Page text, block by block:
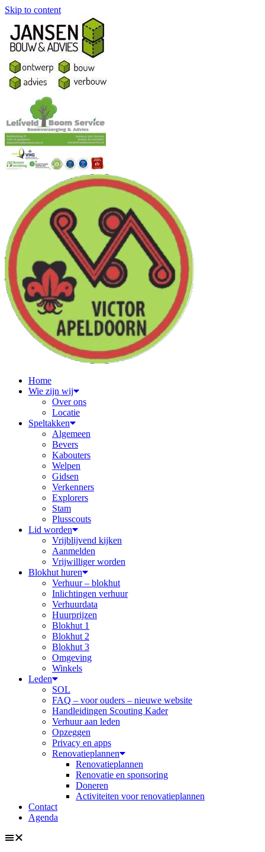
Skip to content
Home
Wie zijn wij
Over ons
Locatie
Speltakken
Algemeen
Bevers
Kabouters
Welpen
Gidsen
Verkenners
Explorers
Stam
Plusscouts
Lid worden
Vrijblijvend kijken
Aanmelden
Vrijwilliger worden
Blokhut huren
Verhuur – blokhut
Inlichtingen verhuur
Verhuurdata
Huurprijzen
Blokhut 1
Blokhut 2
Blokhut 3
Omgeving
Winkels
Leden
SOL
FAQ – voor ouders – nieuwe website
Handleidingen Scouting Kader
Verhuur aan leden
Opzeggen
Privacy en apps
Renovatieplannen
Renovatieplannen
Renovatie en sponsoring
Doneren
Activiteiten voor renovatieplannen
Contact
Agenda